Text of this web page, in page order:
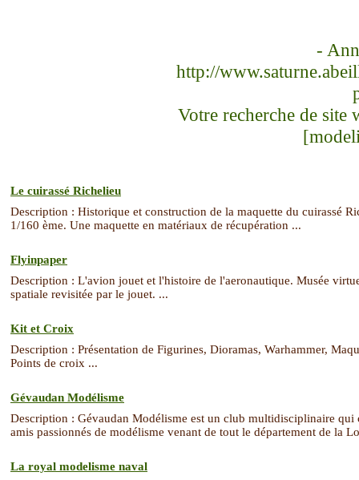
-
http://
Votre recherche de site
Le cuirassé Richelieu
Description : Historique et construction de la maquette du cuirassé
1/160 ème. Une maquette en matériaux de récupération ...
Flyinpaper
Description : L'avion jouet et l'histoire de l'aeronautique. Musée
spatiale revisitée par le jouet. ...
Kit et Croix
Description : Présentation de Figurines, Dioramas, Warhammer,
Points de croix ...
Gévaudan Modélisme
Description : Gévaudan Modélisme est un club multidisciplinaire qui
amis passionnés de modélisme venant de tout le département de la
La royal modelisme naval